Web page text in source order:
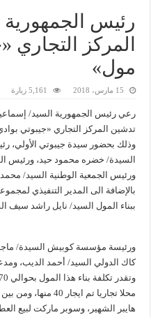
رئيس
المركز التجاري
مول»
15 مارس، 2018 5,161 زيارة
رعي رئيس الجمهورية السيد/
تدشين المركز التجاري «جيبوتي
وذلك بحضور سيدة جيبوتي الأولي،
السيدة/ خضره محمود حيد، ورئيس
ورئيس الجمعية الوطنية السيد/
بالإضافة الى المدير التنفيذي
ببناء المول السيد/ نايل راشد سيف
ورئيسة مؤسسة كوبيش السيدة/
كاك الدولي السيد/ أحمد الديب،
محلا تجاريا تم
هايبر الشهير، وسوبر ماركت لبيع